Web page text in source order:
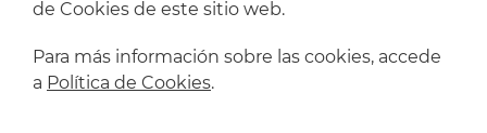
de Cookies de este sitio web.
Para más información sobre las cookies, accede
a Política de Cookies.